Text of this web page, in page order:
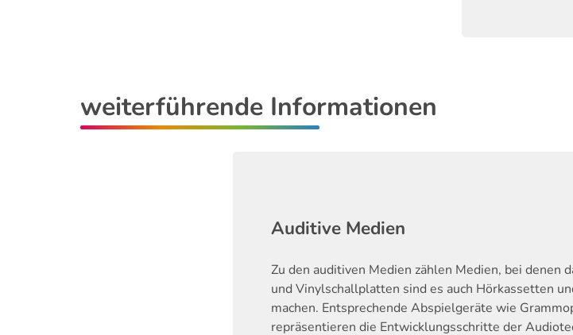
weiterführende Informationen
Auditive Medien
Zu den auditiven Medien zählen Medien, bei denen
und Vinylschallplatten sind es auch Hörkassetten
machen. Entsprechende Abspielgeräte wie
repräsentieren die Entwicklungsschritte der